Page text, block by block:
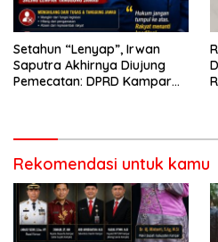
Setahun “Lenyap”, Irwan
Saputra Akhirnya Diujung
Pemecatan: DPRD Kampar
Rekomendasi untuk kamu